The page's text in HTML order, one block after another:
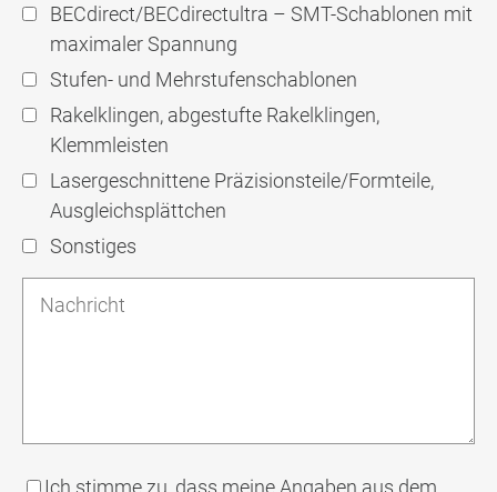
BECdirect/BECdirectultra – SMT-Schablonen mit
maximaler Spannung
Stufen- und Mehrstufenschablonen
Rakelklingen, abgestufte Rakelklingen,
Klemmleisten
Lasergeschnittene Präzisionsteile/Formteile,
Ausgleichsplättchen
Sonstiges
Ich stimme zu, dass meine Angaben aus dem